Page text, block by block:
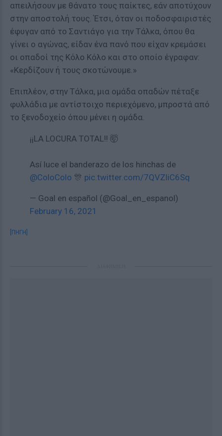
απειλήσουν με θάνατο τους παίκτες, εάν αποτύχουν
στην αποστολή τους. Έτσι, όταν οι ποδοσφαιριστές
έφυγαν από το Σαντιάγο για την Τάλκα, όπου θα
γίνει ο αγώνας, είδαν ένα πανό που είχαν κρεμάσει
οι οπαδοί της Κόλο Κόλο και στο οποίο έγραφαν:
«Κερδίζουν ή τους σκοτώνουμε.»
Επιπλέον, στην Τάλκα, μια ομάδα οπαδών πέταξε
φυλλάδια με αντίστοιχο περιεχόμενο, μπροστά από
το ξενοδοχείο όπου μένει η ομάδα.
¡¡LA LOCURA TOTAL!! 🤯
Así luce el banderazo de los hinchas de
@ColoColo 🎊 pic.twitter.com/7QVZliC6Sq
— Goal en español (@Goal_en_espanol)
February 16, 2021
[ΠΗΓΗ]